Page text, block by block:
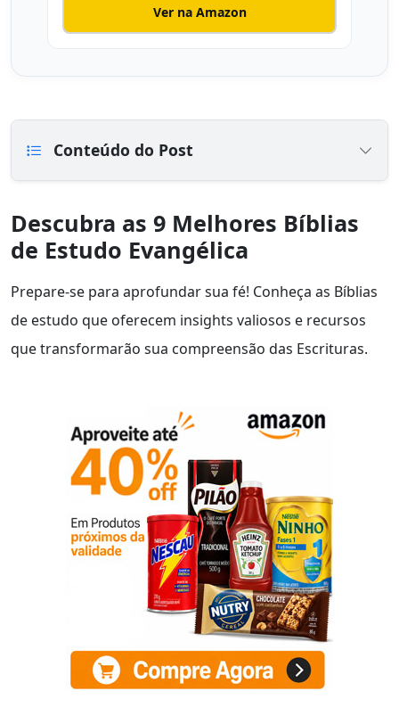
Ver na Amazon
Conteúdo do Post
Descubra as 9 Melhores Bíblias
de Estudo Evangélica
Prepare-se para aprofundar sua fé! Conheça as Bíblias
de estudo que oferecem insights valiosos e recursos
que transformarão sua compreensão das Escrituras.